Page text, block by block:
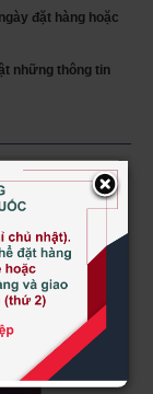
đặt hàng hoặc
những thông tin
126 viên của
×